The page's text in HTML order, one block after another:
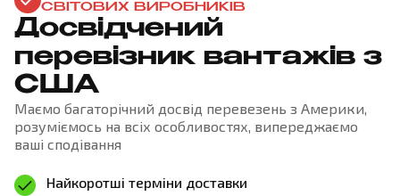
СВІТОВИХ ВИРОБНИКІВ
Досвідчений
перевізник вантажів з
США
Маємо багаторічний досвід перевезень з Америки,
розуміємось на всіх особливостях, випереджаємо
ваші сподівання
Найкоротші терміни доставки